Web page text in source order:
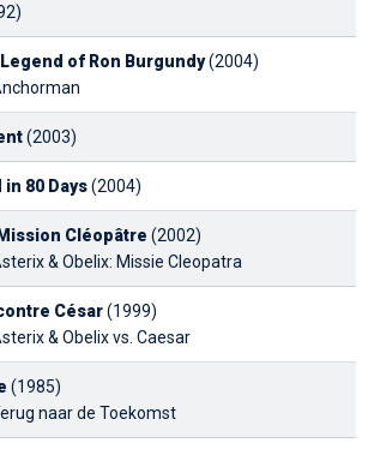
of Ron Burgundy(2004)
(2003)
80 Days(2004)
Cléopâtre (2002)
& Obelix: Missie Cleopatra
César(1999)
& Obelix vs. Caesar
(1985)
naar de Toekomst